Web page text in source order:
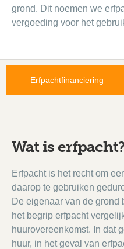
grond. Dit noemen we
vergoeding voor het
Erfpachtfinanciering
Wat is
Erfpacht is het recht om
daarop te gebruiken
De eigenaar van de grond
het begrip erfpacht
huurovereenkomst. In dat
huur, in het geval van